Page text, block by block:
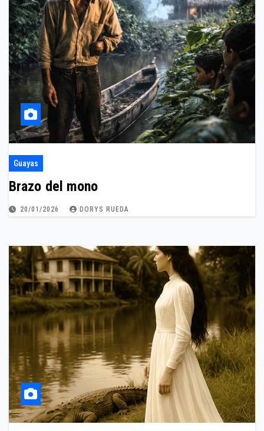
Guayas
Brazo del mono
20/01/2026 DORYS RUEDA